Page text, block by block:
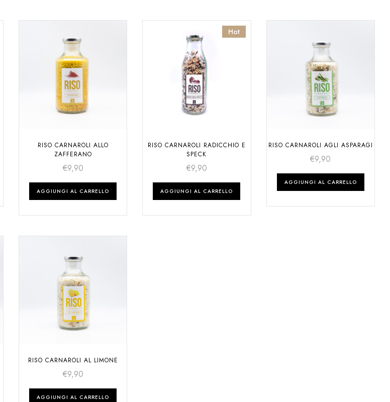
RISO CARNAROLI ALLO
ZAFFERANO
€9,90
AGGIUNGI AL CARRELLO
Hot
RISO CARNAROLI RADICCHIO E
SPECK
€9,90
AGGIUNGI AL CARRELLO
RISO CARNAROLI AGLI ASPARAGI
€9,90
AGGIUNGI AL CARRELLO
RISO CARNAROLI AL LIMONE
€9,90
AGGIUNGI AL CARRELLO